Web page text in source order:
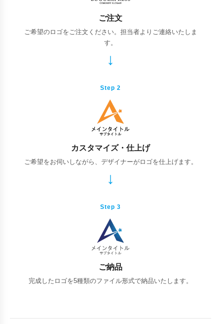
ご注文
ご希望のロゴをご注文ください。担当者よりご連絡いたしま
す。
Step 2
カスタマイズ・仕上げ
ご希望をお伺いしながら、デザイナーがロゴを仕上げます。
Step 3
ご納品
完成したロゴを5種類のファイル形式で納品いたします。